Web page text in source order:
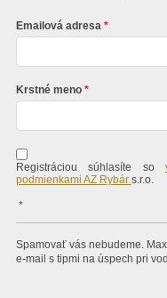
Emailová adresa
Krstné meno
Registráciou súhlasíte so
podmienkami AZ Rybár s.r.o.
*
Spamovať vás nebudeme.
e-mail s tipmi na úspech pri